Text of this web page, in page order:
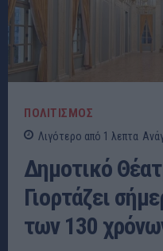
ΠΟΛΙΤΙΣΜΟΣ
Λιγότερο από 1 λεπτα
Δημοτικό
Γιορτάζει
των 130